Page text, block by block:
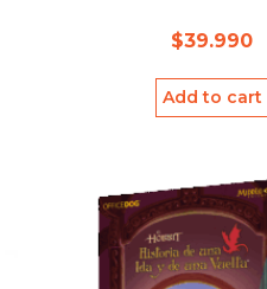
$39.990
Add to cart